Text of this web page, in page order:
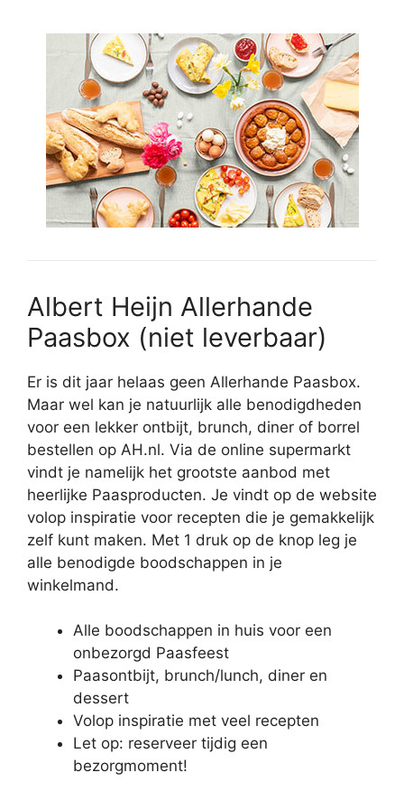
Albert Heijn Allerhande
Paasbox (niet leverbaar)
Er is dit jaar helaas geen Allerhande Paasbox.
Maar wel kan je natuurlijk alle benodigdheden
voor een lekker ontbijt, brunch, diner of borrel
bestellen op AH.nl. Via de online supermarkt
vindt je namelijk het grootste aanbod met
heerlijke Paasproducten. Je vindt op de website
volop inspiratie voor recepten die je gemakkelijk
zelf kunt maken. Met 1 druk op de knop leg je
alle benodigde boodschappen in je
winkelmand.
Alle boodschappen in huis voor een
onbezorgd Paasfeest
Paasontbijt, brunch/lunch, diner en
dessert
Volop inspiratie met veel recepten
Let op: reserveer tijdig een
bezorgmoment!